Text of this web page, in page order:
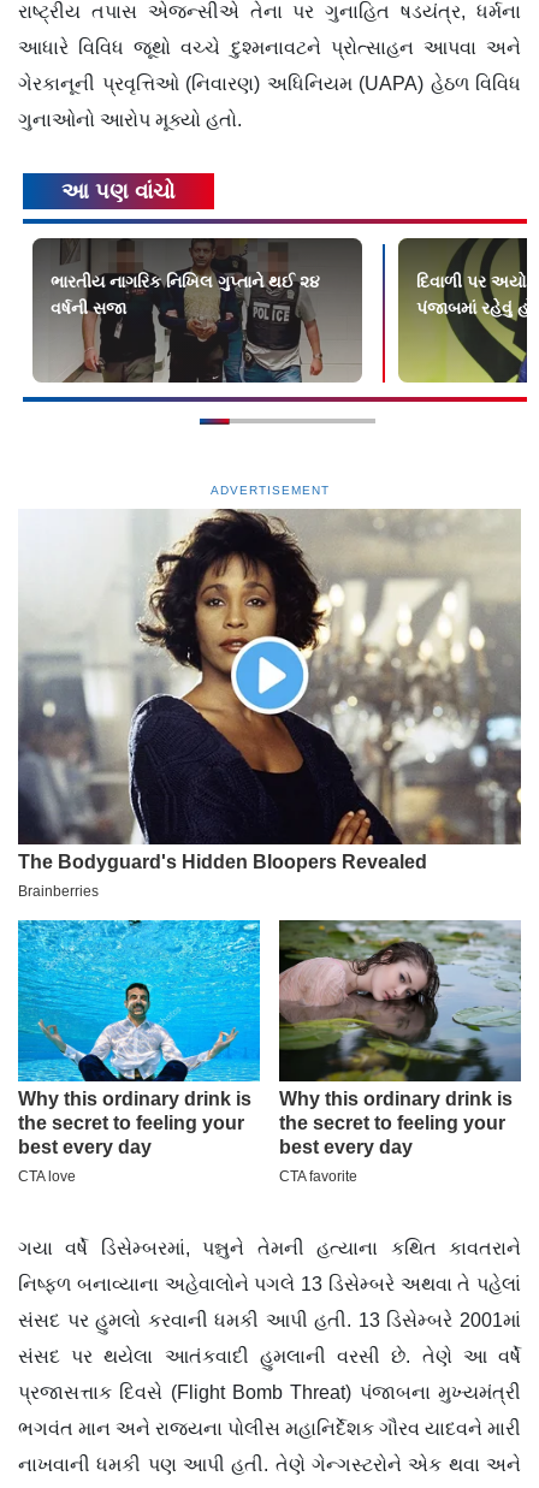
રાષ્ટ્રીય તપાસ એજન્સીએ તેના પર ગુનાહિત ષડયંત્ર, ધર્મના
આધારે વિવિધ જૂથો વચ્ચે દુશ્મનાવટને પ્રોત્સાહન આપવા અને
ગેરકાનૂની પ્રવૃત્તિઓ (નિવારણ) અધિનિયમ (UAPA) હેઠળ વિવિધ
ગુનાઓનો આરોપ મૂક્યો હતો.
આ પણ વાંચો
ભારતીય નાગરિક નિખિલ ગુપ્તાને થઈ ૨૪
વર્ષની સજા
દિવાળી પર
પંજાબમાં રહેવું
ADVERTISEMENT
ગયા વર્ષે ડિસેમ્બરમાં, પન્નુને તેમની હત્યાના કથિત કાવતરાને
નિષ્ફળ બનાવ્યાના અહેવાલોને પગલે 13 ડિસેમ્બરે અથવા તે પહેલાં
સંસદ પર હુમલો કરવાની ધમકી આપી હતી. 13 ડિસેમ્બરે 2001માં
સંસદ પર થયેલા આતંકવાદી હુમલાની વરસી છે. તેણે આ વર્ષે
પ્રજાસત્તાક દિવસે (Flight Bomb Threat) પંજાબના મુખ્યમંત્રી
ભગવંત માન અને રાજ્યના પોલીસ મહાનિર્દેશક ગૌરવ યાદવને મારી
નાખવાની ધમકી પણ આપી હતી. તેણે ગેન્ગસ્ટરોને એક થવા અને